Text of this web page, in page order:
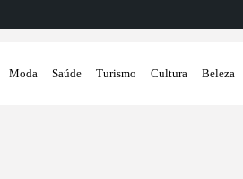
Moda Saúde Turismo Cultura Beleza